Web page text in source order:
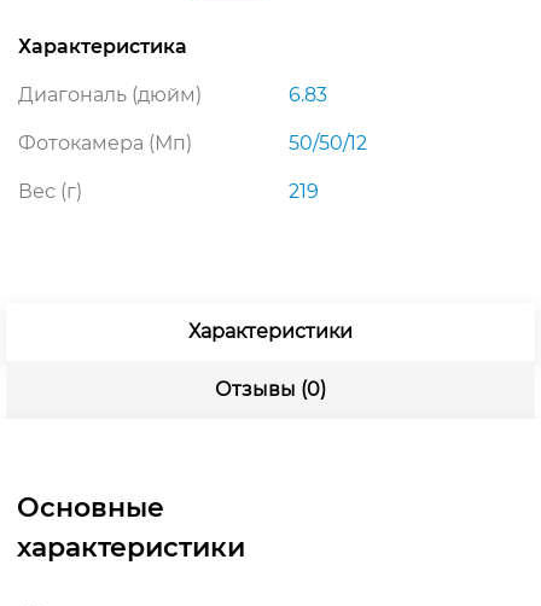
Xiaomi
Pro
12/256GB,
Характеристика
Диагональ (дюйм) 6.83
Фотокамера (Мп) 50/50/12
Вес (г) 219
Характеристики
Отзывы (0)